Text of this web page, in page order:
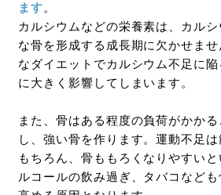
ます。
カルシウムなどの栄養素は、カル
な骨を形成する成長期に欠かせま
なダイエットでカルシウム不足に
に大きく影響してしまいます。
また、骨はある程度の負荷がかか
し、強い骨を作ります。運動不足
もちろん、骨ももろくなりやすい
ルコールの飲み過ぎ、タバコなど